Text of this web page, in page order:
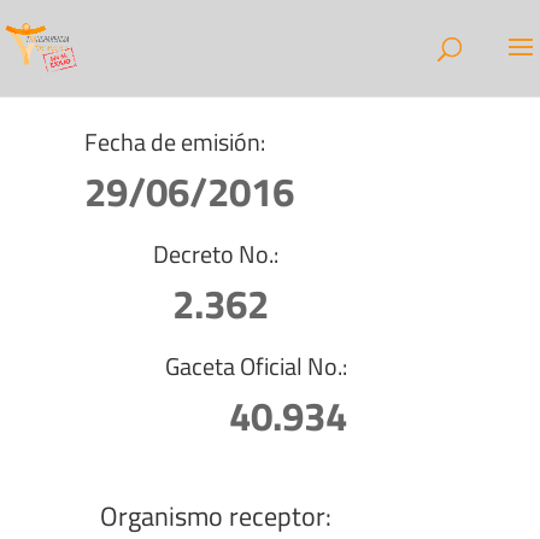
Fecha de emisión:
29/06/2016
Decreto No.:
2.362
Gaceta Oficial No.:
40.934
Organismo receptor: